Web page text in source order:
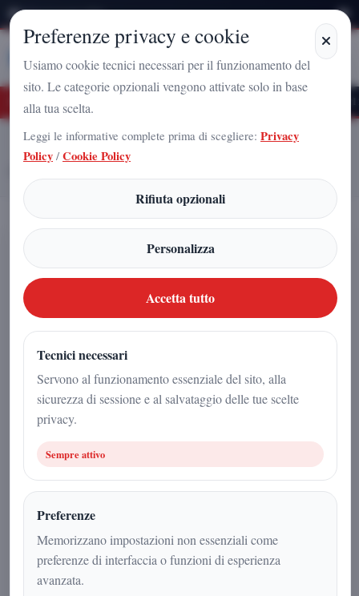
Sabato 8 Agosto 2026
StampaCampania
Home
Articoli
Asteroide 2024 YR4: la NASA monitora la possibile collisione con la
Luna nel 2032
Asteroide 2024 YR4: la NASA
monitora la possibile collisione con la
Luna nel 2032
23 febbraio 2026
3min | Scienza
Preferenze privacy e cookie
Usiamo cookie tecnici necessari per il funzionamento del
sito. Le categorie opzionali vengono attivate solo in base
alla tua scelta.
Leggi le informative complete prima di scegliere: Privacy
Policy / Cookie Policy
Rifiuta opzionali
Personalizza
Accetta tutto
Tecnici necessari
Servono al funzionamento essenziale del sito, alla
sicurezza di sessione e al salvataggio delle tue scelte
privacy.
Sempre attivo
Preferenze
Memorizzano impostazioni non essenziali come
preferenze di interfaccia o funzioni di esperienza
avanzata.